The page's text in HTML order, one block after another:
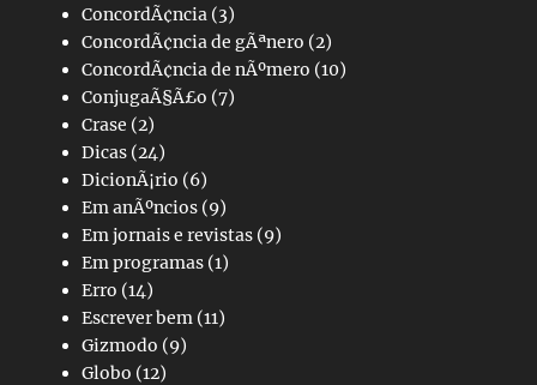
ConcordÃ¢ncia (3)
ConcordÃ¢ncia de gÃªnero (2)
ConcordÃ¢ncia de nÃºmero (10)
ConjugaÃ§Ã£o (7)
Crase (2)
Dicas (24)
DicionÃ¡rio (6)
Em anÃºncios (9)
Em jornais e revistas (9)
Em programas (1)
Erro (14)
Escrever bem (11)
Gizmodo (9)
Globo (12)